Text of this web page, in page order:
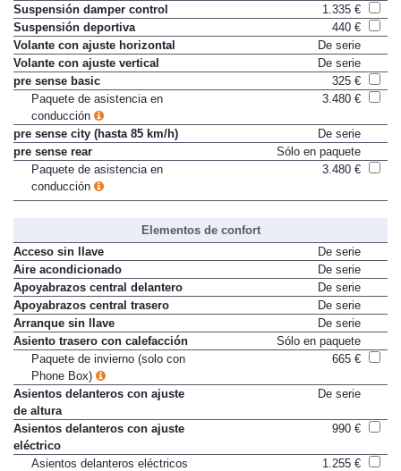
Suspensión damper control
1.335 €
Suspensión deportiva
440 €
Volante con ajuste horizontal
De serie
Volante con ajuste vertical
De serie
pre sense basic
325 €
Paquete de asistencia en
conducción
3.480 €
pre sense city (hasta 85 km/h)
De serie
pre sense rear
Sólo en paquete
Paquete de asistencia en
conducción
3.480 €
Elementos de confort
Acceso sin llave
De serie
Aire acondicionado
De serie
Apoyabrazos central delantero
De serie
Apoyabrazos central trasero
De serie
Arranque sin llave
De serie
Asiento trasero con calefacción
Sólo en paquete
Paquete de invierno (solo con
Phone Box)
665 €
Asientos delanteros con ajuste
de altura
De serie
Asientos delanteros con ajuste
eléctrico
990 €
Asientos delanteros eléctricos
1.255 €